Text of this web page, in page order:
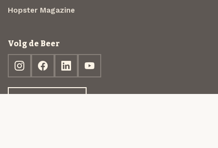
Hopster Magazine
Volg de Beer